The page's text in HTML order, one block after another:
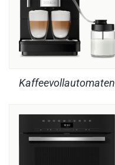
Kaffeevollautomaten